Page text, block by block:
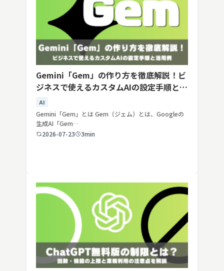
Gemini「Gem」の作り方を徹底解説！ビ
ジネスで使えるカスタムAIの設定手順と活
用例
AI
Gemini「Gem」とは Gem（ジェム）とは、Googleの
生成AI「Gem…
2026-07-23
3min